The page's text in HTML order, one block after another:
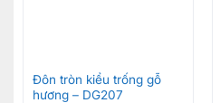
Đôn tròn kiểu trống gỗ
hương – DG207